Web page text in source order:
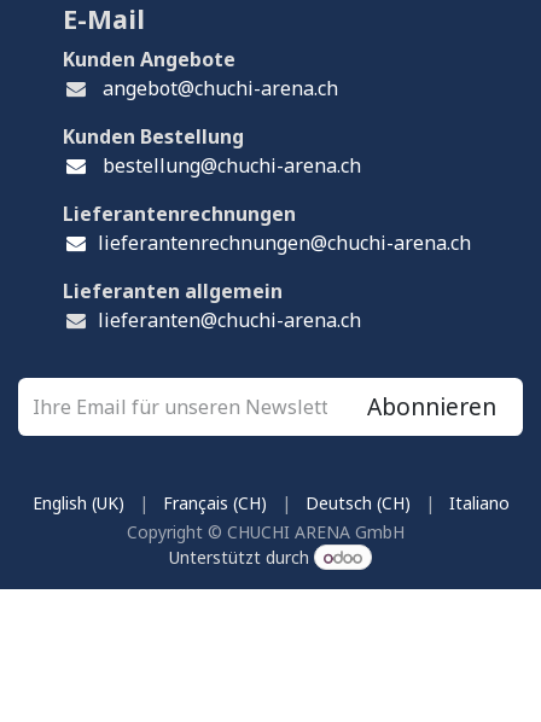
E-Mail
Kunden Angebote
angebot@chuchi-arena.ch
Kunden Bestellung
bestellung@chuchi-arena.ch
Lieferantenrechnungen
lieferantenrechnungen@chuchi-arena.ch
Lieferanten allgemein
lieferanten@chuchi-arena.ch
Abonnieren
Copyright © CHUCHI ARENA GmbH
English (UK) | Français (CH) | Deutsch (CH) | Italiano
Unterstützt durch